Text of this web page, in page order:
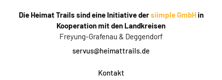
Die Heimat Trails sind eine Initiative dersiimple GmbHin
Kooperation mit den Landkreisen
Freyung-Grafenau & Deggendorf
servus@heimattrails.de
Kontakt